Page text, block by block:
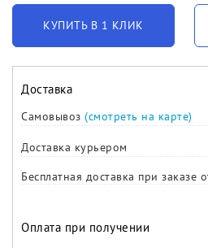
КУПИТЬ В 1 КЛИК
Доставка
Самовывоз (смотреть на карте)
Доставка курьером
Бесплатная доставка при заказе
Оплата при получении